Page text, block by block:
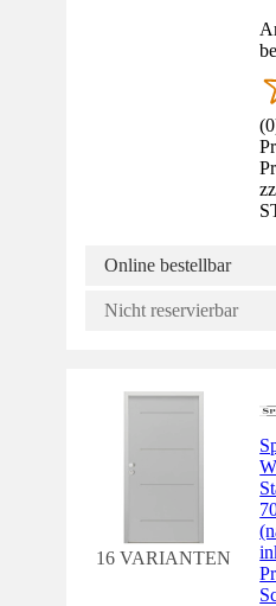
(0
Online bestellbar
Nicht reservierbar
16 VARIANTEN